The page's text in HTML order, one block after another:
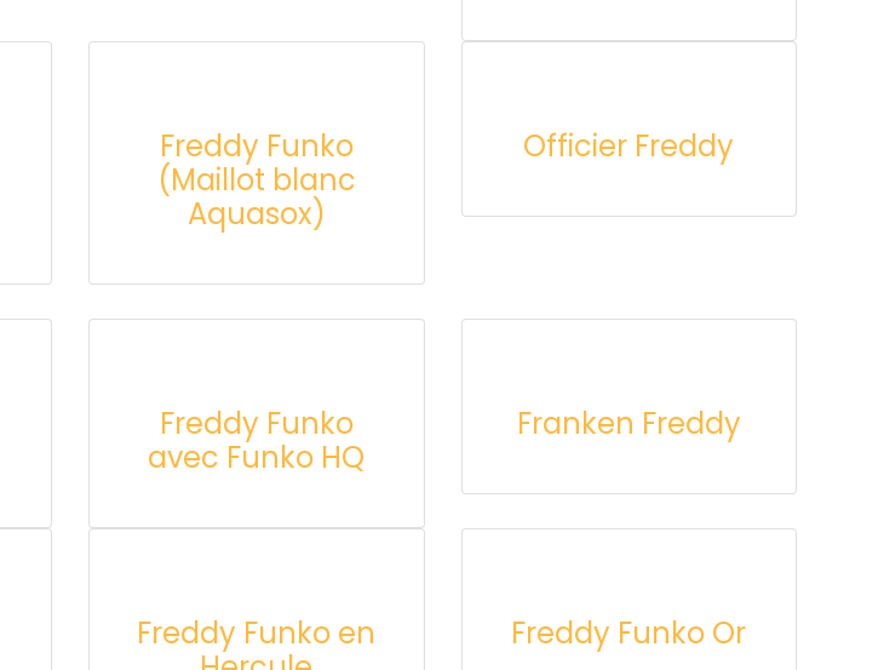
Freddy Funko
(Maillot blanc
Aquasox)
Officier Freddy
Freddy Funko
avec Funko HQ
Franken Freddy
Freddy Funko en
Freddy Funko Or